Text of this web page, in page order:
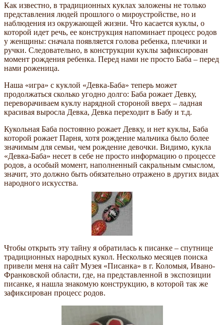
Как известно, в традиционных куклах заложены не только
представления людей прошлого о мироустройстве, но и
наблюдения из окружающей жизни. Что касается куклы, о
которой идет речь, ее конструкция напоминает процесс родов
у женщины: сначала появляется голова ребенка, плечики и
ручки. Следовательно, в конструкции куклы зафиксирован
момент рождения ребенка. Перед нами не просто Баба – перед
нами роженица.
Наша «игра» с куклой «Девка-Баба» теперь может
продолжаться сколько угодно долго: Баба рожает Девку,
переворачиваем куклу нарядной стороной вверх – ладная
красивая выросла Девка, Девка переходит в Бабу и т.д.
Кукольная Баба постоянно рожает Девку, и нет куклы, Баба
которой рожает Парня, хотя рождение мальчика было более
значимым для семьи, чем рождение девочки. Видимо, кукла
«Девка-Баба» несет в себе не просто информацию о процессе
родов, а особый момент, наполненный сакральным смыслом,
значит, это должно быть обязательно отражено в других видах
народного искусства.
Чтобы открыть эту тайну я обратилась к писанке – спутнице
традиционных народных кукол. Несколько месяцев поиска
привели меня на сайт Музея «Писанка» в г. Коломыя, Ивано-
Франковской области, где, на представленной в экспозиции
писанке, я нашла знакомую конструкцию, в которой так же
зафиксирован процесс родов.